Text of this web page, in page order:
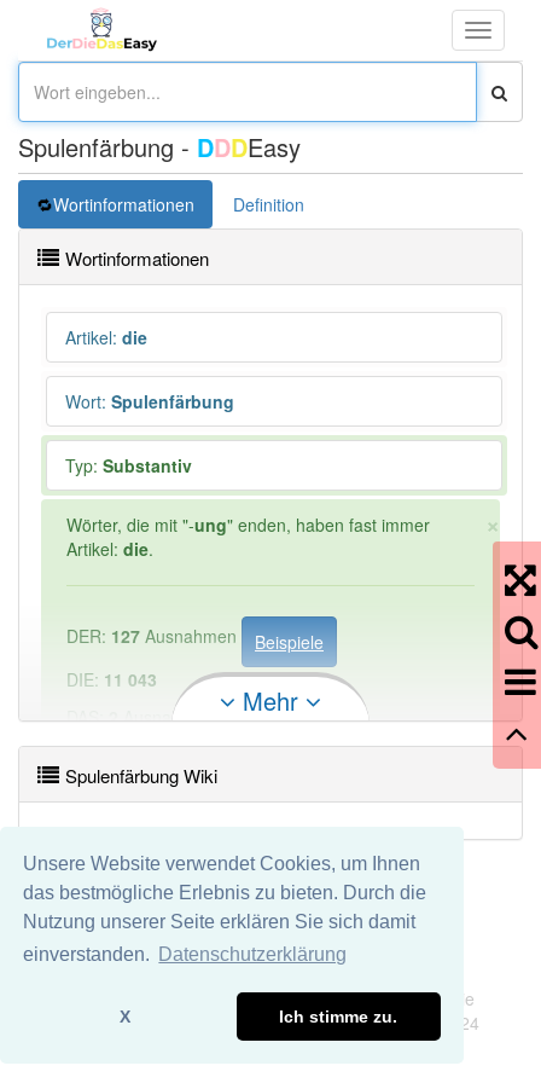
Unsere Website verwendet Cookies, um Ihnen
das bestmögliche Erlebnis zu bieten. Durch die
Nutzung unserer Seite erklären Sie sich damit
einverstanden.
Datenschutzerklärung
X Ich stimme zu.
Toggle
Spulenfärbung - DDDEasy
Wortinformationen Definition
Wortinformationen
Artikel: die
Wort: Spulenfärbung
Typ: Substantiv
×
Wörter, die mit "-ung" enden, haben fast immer
Artikel: die.
DER: 127 Ausnahmen
Beispiele
DIE: 11 043
DAS:2Ausnahmen Beispiele
PowerIndex: 1
Häufigkeit: 2 von 10
Wörter mit Endung-spulenfärbungaber mit einem
anderen Artikel: -1
90% unserer Spielapp-Nutzer haben den Artikel
Mehr
Spulenfärbung Wiki
Wir übernehmen keine Garantie und keine Haftung für die
Richtigkeit und Vollständigkeit dieser Seite. DDDEasy 2024